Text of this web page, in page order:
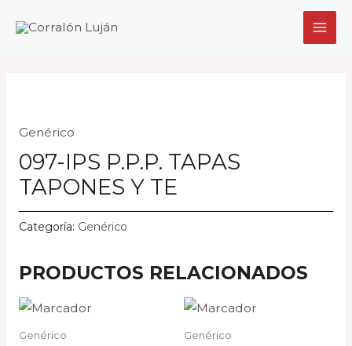
Genérico
097-IPS P.P.P. TAPAS
TAPONES Y TE
Categoría: Genérico
PRODUCTOS RELACIONADOS
Genérico Genérico